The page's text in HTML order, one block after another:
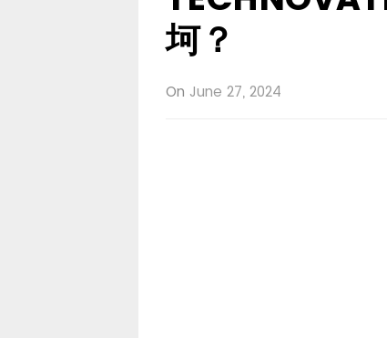
坷？
On June 27, 2024